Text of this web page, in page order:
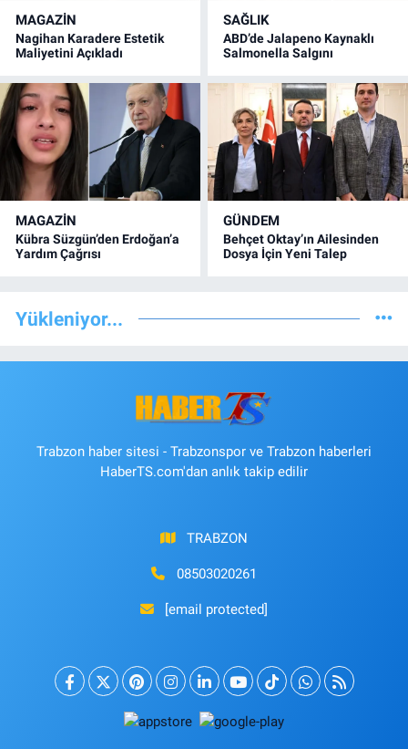
MAGAZİN
Nagihan Karadere Estetik
Maliyetini Açıkladı
SAĞLIK
ABD’de Jalapeno Kaynaklı
Salmonella Salgını
MAGAZİN
Kübra Süzgün’den Erdoğan’a
Yardım Çağrısı
GÜNDEM
Behçet Oktay’ın Ailesinden
Dosya İçin Yeni Talep
Yükleniyor...
Trabzon haber sitesi - Trabzonspor ve Trabzon haberleri
HaberTS.com'dan anlık takip edilir
TRABZON
08503020261
[email protected]